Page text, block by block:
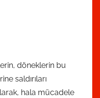
döneklerin bu
saldırıları
hala mücadele